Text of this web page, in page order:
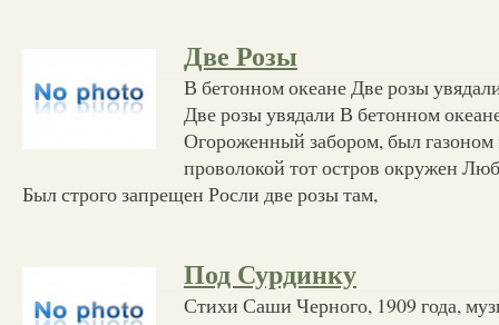
Две Розы
В бетонном океане Две розы
Две розы увядали В бетонном
Огороженный забором, был
проволокой тот остров окружен
Был строго запрещен Росли две розы там,
Под Сурдинку
Стихи Саши Черного, 1909 года,